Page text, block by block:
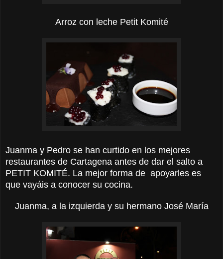
Arroz con leche Petit Komité
Juanma y Pedro se han curtido en los mejores
restaurantes de Cartagena antes de dar el salto a
PETIT KOMITÉ. La mejor forma de apoyarles es
que vayáis a conocer su cocina.
Juanma, a la izquierda y su hermano José María